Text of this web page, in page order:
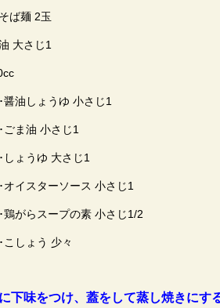
ば麺 2玉
大さじ1
醤油しょうゆ 小さじ1
ごま油 小さじ1
しょうゆ 大さじ1
･オイスターソース 小さじ1
･鶏がらスープの素 小さじ1/2
こしょう 少々
下味をつけ、蓋をして蒸し焼きにす